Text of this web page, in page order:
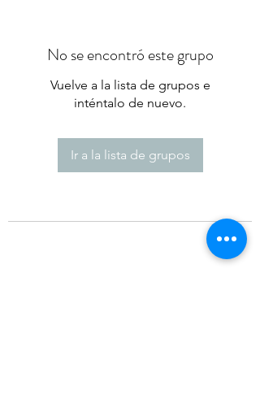
No se encontró este grupo
Vuelve a la lista de grupos e
inténtalo de nuevo.
Ir a la lista de grupos